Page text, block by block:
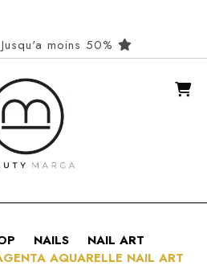
moins 50%
NAILS
NAIL ART
AQUARELLE NAIL ART